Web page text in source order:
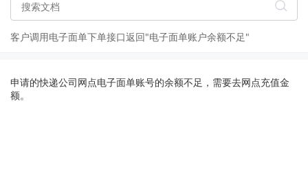
客户调用电子面单下单接口返回"电子面单账户余额不足"
申请的快递公司网点电子面单账号的余额不足，需要去网点充值金
额。